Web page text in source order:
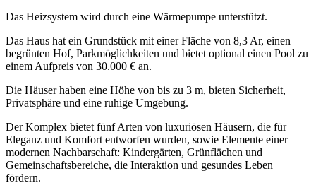
Das Heizsystem wird durch eine Wärmepumpe unterstützt.
Das Haus hat ein Grundstück mit einer Fläche von 8,3 Ar, einen
begrünten Hof, Parkmöglichkeiten und bietet optional einen Pool zu
einem Aufpreis von 30.000 € an.
Die Häuser haben eine Höhe von bis zu 3 m, bieten Sicherheit,
Privatsphäre und eine ruhige Umgebung.
Der Komplex bietet fünf Arten von luxuriösen Häusern, die für
Eleganz und Komfort entworfen wurden, sowie Elemente einer
modernen Nachbarschaft: Kindergärten, Grünflächen und
Gemeinschaftsbereiche, die Interaktion und gesundes Leben
fördern.